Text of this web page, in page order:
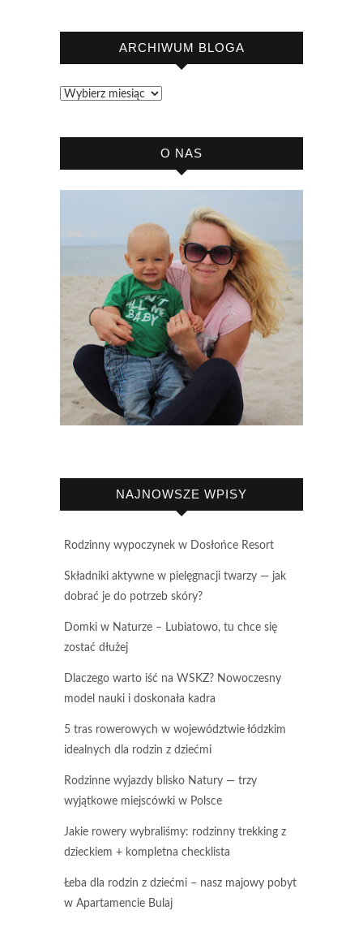
ARCHIWUM BLOGA
Archiwum
O NAS
NAJNOWSZE WPISY
Rodzinny wypoczynek w Dosłońce Resort
Składniki aktywne w pielęgnacji twarzy — jak
dobrać je do potrzeb skóry?
Domki w Naturze – Lubiatowo, tu chce się
zostać dłużej
Dlaczego warto iść na WSKZ? Nowoczesny
model nauki i doskonała kadra
5 tras rowerowych w województwie łódzkim
idealnych dla rodzin z dziećmi
Rodzinne wyjazdy blisko Natury — trzy
wyjątkowe miejscówki w Polsce
Jakie rowery wybraliśmy: rodzinny trekking z
dzieckiem + kompletna checklista
Łeba dla rodzin z dziećmi – nasz majowy pobyt
w Apartamencie Bulaj